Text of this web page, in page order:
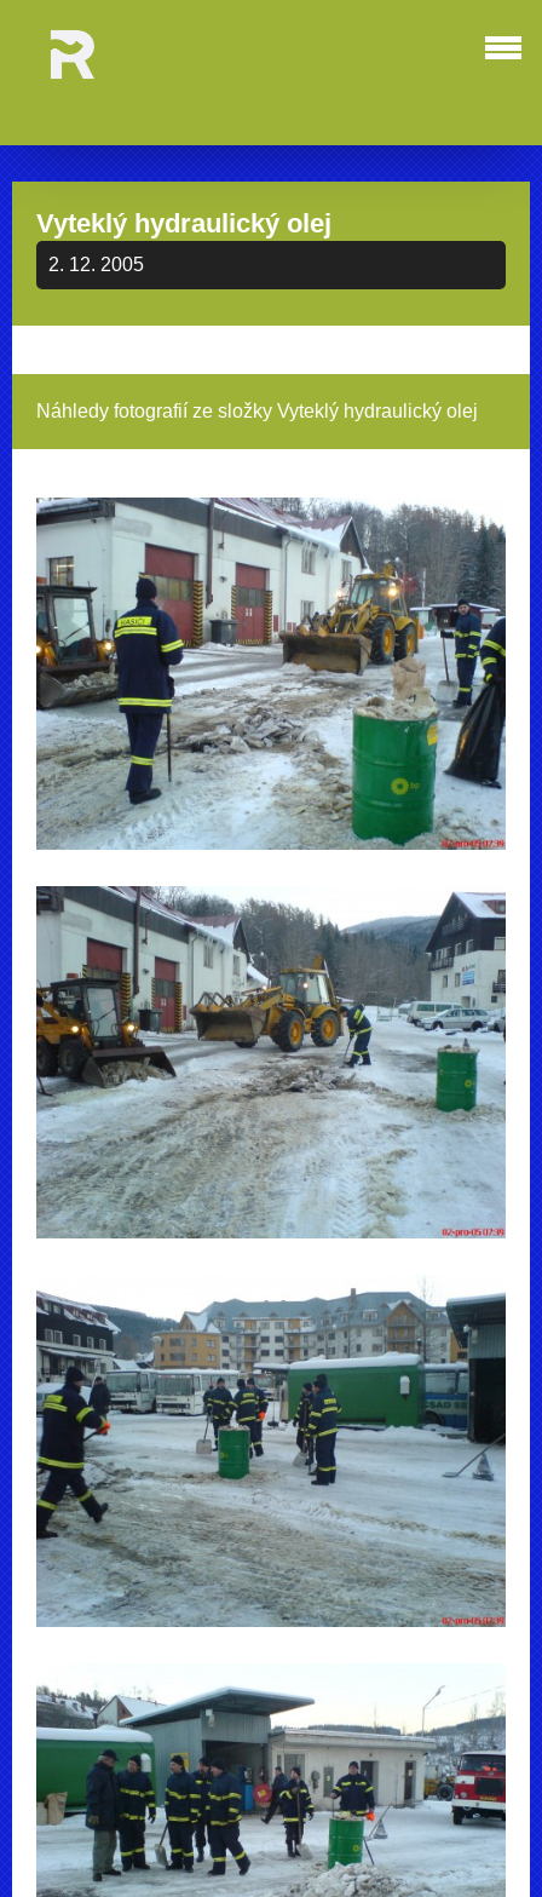
Vyteklý hydraulický olej
2. 12. 2005
Náhledy fotografií ze složky Vyteklý hydraulický olej